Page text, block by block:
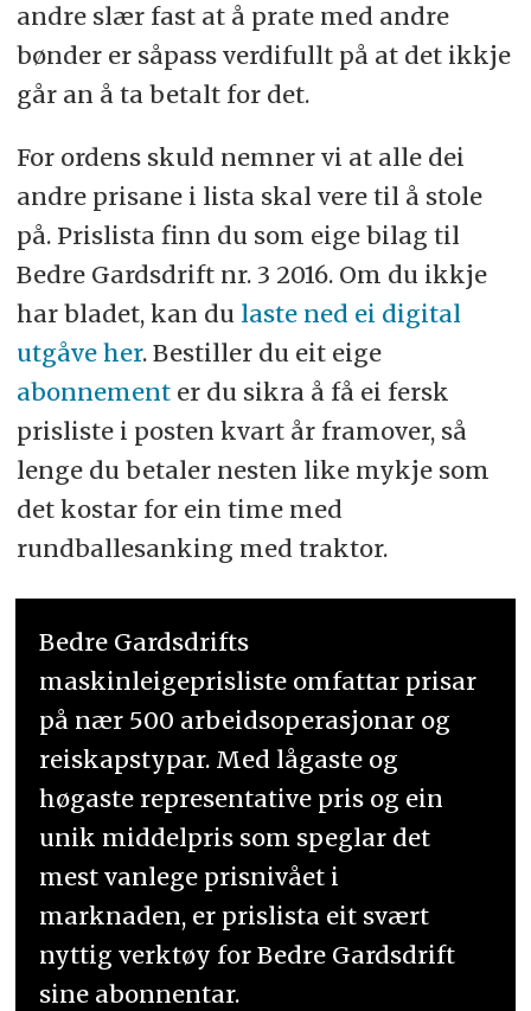
andre slær fast at å prate med andre
bønder er såpass verdifullt på at det ikkje
går an å ta betalt for det.
For ordens skuld nemner vi at alle dei
andre prisane i lista skal vere til å stole
på. Prislista finn du som eige bilag til
Bedre Gardsdrift nr. 3 2016. Om du ikkje
har bladet, kan du laste ned ei digital
utgåve her. Bestiller du eit eige
abonnementer du sikra å få ei fersk
prisliste i posten kvart år framover, så
lenge du betaler nesten like mykje som
det kostar for ein time med
rundballesanking med traktor.
Bedre Gardsdrifts
maskinleigeprisliste omfattar prisar
på nær 500 arbeidsoperasjonar og
reiskapstypar. Med lågaste og
høgaste representative pris og ein
unik middelpris som speglar det
mest vanlege prisnivået i
marknaden, er prislista eit svært
nyttig verktøy for Bedre Gardsdrift
sine abonnentar.